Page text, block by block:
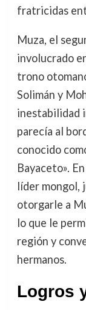
fratricidas
Muza, el
involucrado
trono
Solimán y
inestabilidad
parecía al
conocido
Bayaceto».
líder mongol,
otorgarle a
lo que le
región y
hermanos.
Logros